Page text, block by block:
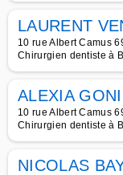
LAURENT
10 rue Albert Camus
Chirurgien dentiste à
ALEXIA
10 rue Albert Camus
Chirurgien dentiste à
NICOLAS